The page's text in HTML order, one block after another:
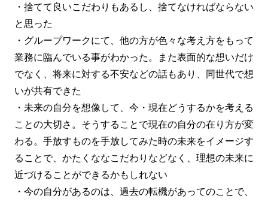
・捨てて良いこだわりもあるし、捨てなければならない
と思った
・グループワークにて、他の方が色々な考え方をもって
業務に臨んでいる事がわかった。また表面的な想いだけ
でなく、将来に対する不安などの話もあり、同世代で想
いが共有できた
・未来の自分を想像して、今・現在どうするかを考える
ことの大切さ。そうすることで現在の自分の在り方が変
わる。手放すものを手放してみた時の未来をイメージす
ることで、かたくななこだわりなどなく、理想の未来に
近づけることができるかもしれない
・今の自分があるのは、過去の転機があってのことで、